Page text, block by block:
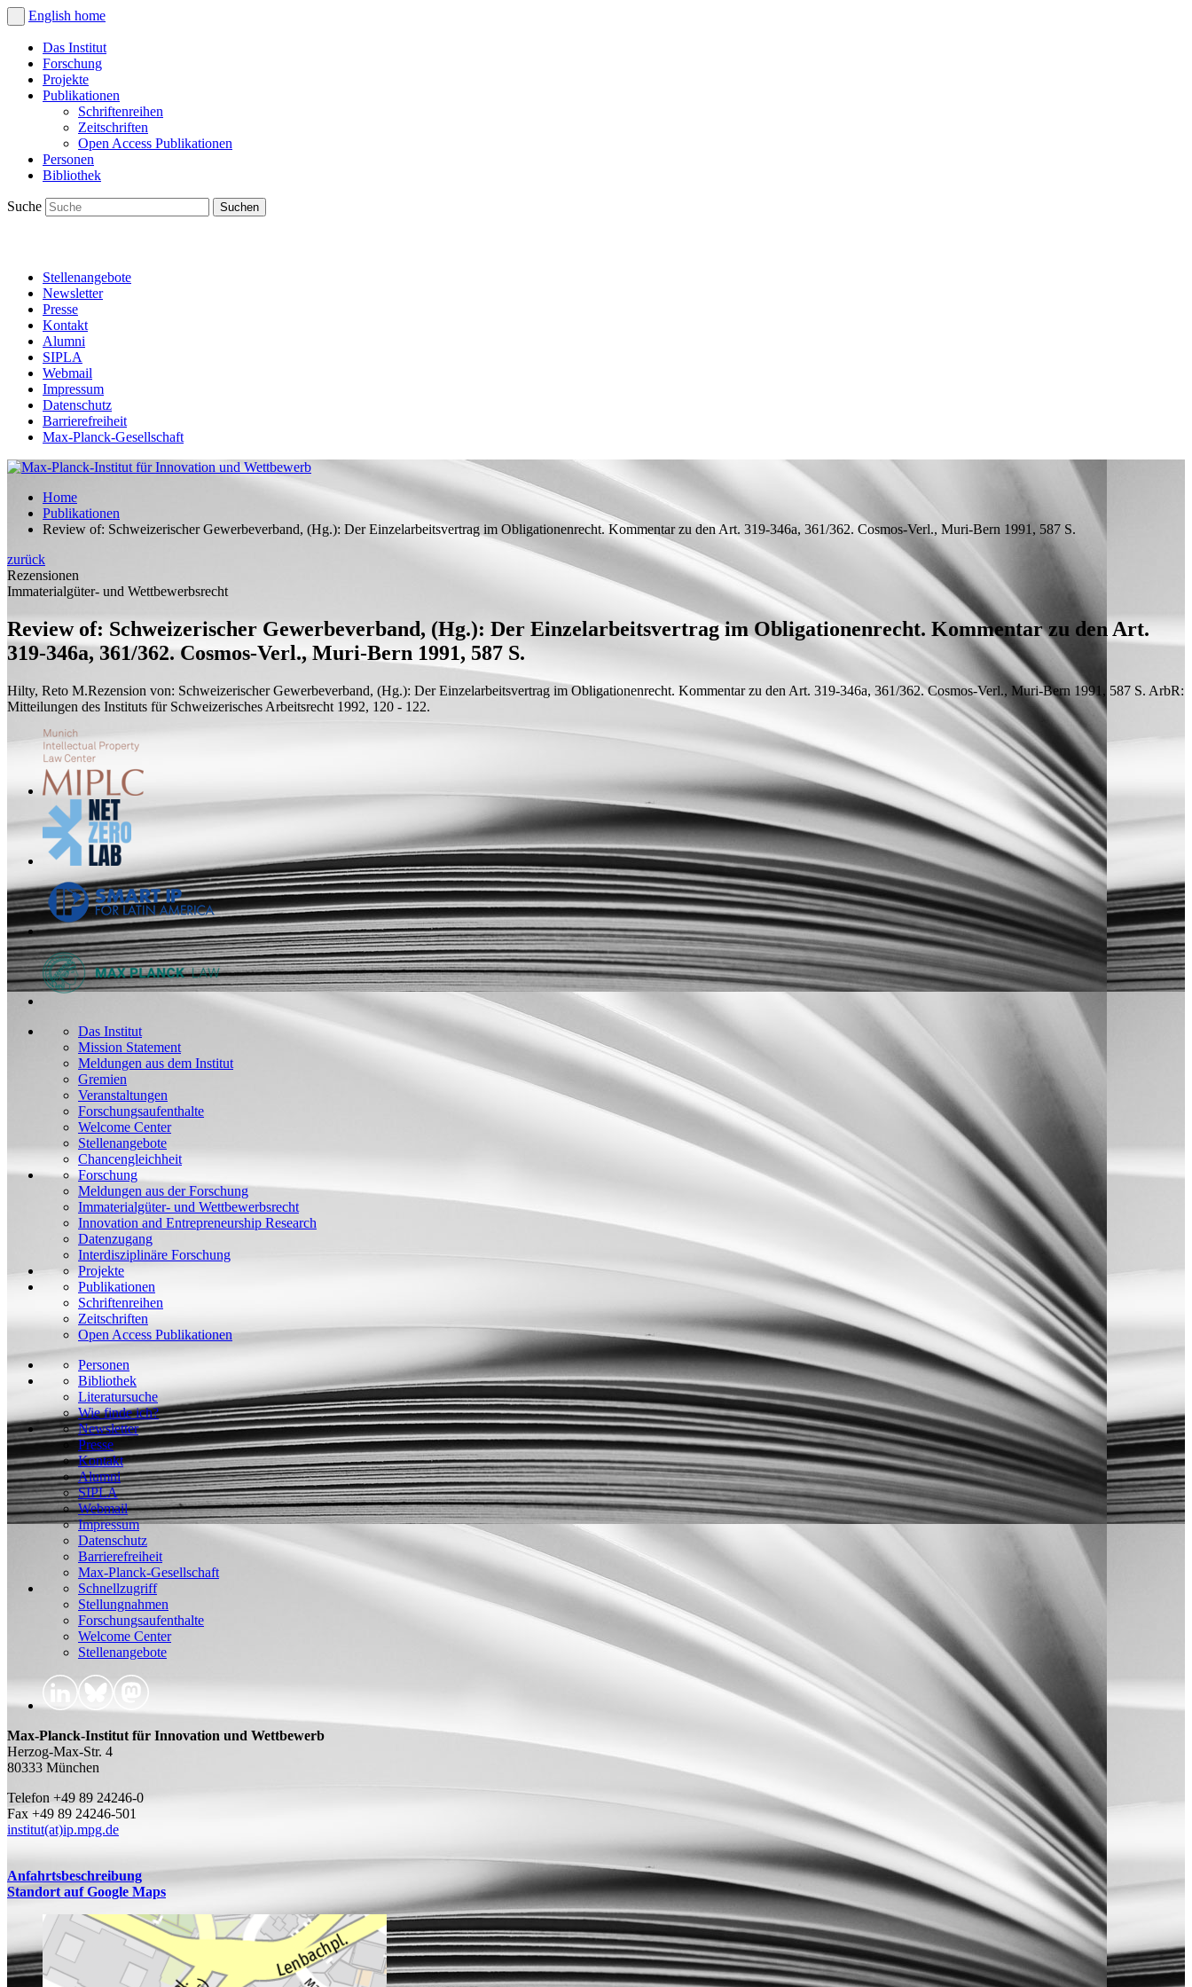
English home
Das Institut
Forschung
Projekte
Publikationen
Schriftenreihen
Zeitschriften
Open Access Publikationen
Personen
Bibliothek
Suche
Stellenangebote
Newsletter
Presse
Kontakt
Alumni
SIPLA
Webmail
Impressum
Datenschutz
Barrierefreiheit
Max-Planck-Gesellschaft
Home
Publikationen
Review of: Schweizerischer Gewerbeverband, (Hg.): Der Einzelarbeitsvertrag im Obligationenrecht. Kommentar zu den Art. 319-346a, 361/362. Cosmos-Verl., Muri-Bern 1991, 587 S.
zurück
Rezensionen
Immaterialgüter- und Wettbewerbsrecht
Review of: Schweizerischer Gewerbeverband, (Hg.): Der Einzelarbeitsvertrag im Obligationenrecht. Kommentar zu den Art.
319-346a, 361/362. Cosmos-Verl., Muri-Bern 1991, 587 S.
Hilty, Reto M.Rezension von: Schweizerischer Gewerbeverband, (Hg.): Der Einzelarbeitsvertrag im Obligationenrecht. Kommentar zu den Art. 319-346a, 361/362. Cosmos-Verl., Muri-Bern 1991, 587 S. ArbR:
Mitteilungen des Instituts für Schweizerisches Arbeitsrecht 1992, 120 - 122.
Das Institut
Mission Statement
Meldungen aus dem Institut
Gremien
Veranstaltungen
Forschungsaufenthalte
Welcome Center
Stellenangebote
Chancengleichheit
Forschung
Meldungen aus der Forschung
Immaterialgüter- und Wettbewerbsrecht
Innovation and Entrepreneurship Research
Datenzugang
Interdisziplinäre Forschung
Projekte
Publikationen
Schriftenreihen
Zeitschriften
Open Access Publikationen
Personen
Bibliothek
Literatursuche
Wie finde ich?
Newsletter
Presse
Kontakt
Alumni
SIPLA
Webmail
Impressum
Datenschutz
Barrierefreiheit
Max-Planck-Gesellschaft
Schnellzugriff
Stellungnahmen
Forschungsaufenthalte
Welcome Center
Stellenangebote
Max-Planck-Institut für Innovation und Wettbewerb
Herzog-Max-Str. 4
80333 München
Telefon +49 89 24246-0
Fax +49 89 24246-501
institut(at)ip.mpg.de
Anfahrtsbeschreibung
Standort auf Google Maps